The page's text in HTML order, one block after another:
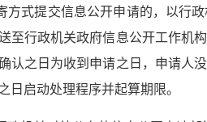
方式提交信息公开申请的，以行
至行政机关政府信息公开工作机
认之日为收到申请之日，申请人
日启动处理程序并起算期限。